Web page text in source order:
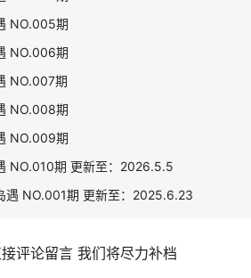
NO.005期
NO.006期
NO.007期
NO.008期
NO.009期
NO.010期 更新至：2026.5.5
遇 NO.001期 更新至：2025.6.23
评论留言 我们将尽力补档